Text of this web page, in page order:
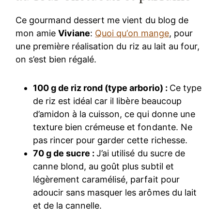
Ce gourmand dessert me vient du blog de
mon amieViviane: Quoi qu’on mange, pour
une première réalisation du riz au lait au four,
on s’est bien régalé.
100 g de riz rond (type arborio) : Ce type
de riz est idéal car il libère beaucoup
d’amidon à la cuisson, ce qui donne une
texture bien crémeuse et fondante. Ne
pas rincer pour garder cette richesse.
70 g de sucre :J’ai utilisé du sucre de
canne blond, au goût plus subtil et
légèrement caramélisé, parfait pour
adoucir sans masquer les arômes du lait
et de la cannelle.